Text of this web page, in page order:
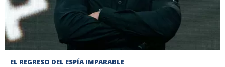
EL REGRESO DEL ESPÍA IMPARABLE